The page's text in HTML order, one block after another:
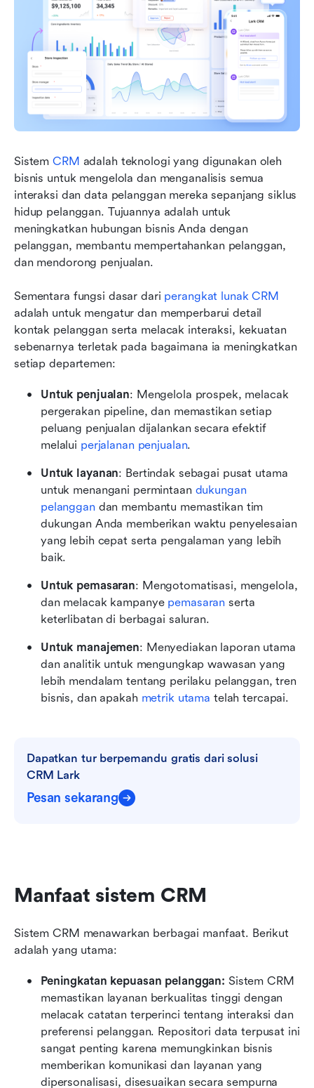
Sistem CRM adalah teknologi yang digunakan oleh
bisnis untuk mengelola dan menganalisis semua
interaksi dan data pelanggan mereka sepanjang siklus
hidup pelanggan. Tujuannya adalah untuk
meningkatkan hubungan bisnis Anda dengan
pelanggan, membantu mempertahankan pelanggan,
dan mendorong penjualan.
Sementara fungsi dasar dari perangkat lunak CRM
adalah untuk mengatur dan memperbarui detail
kontak pelanggan serta melacak interaksi, kekuatan
sebenarnya terletak pada bagaimana ia meningkatkan
setiap departemen:
Untuk penjualan: Mengelola prospek, melacak
pergerakan pipeline, dan memastikan setiap
peluang penjualan dijalankan secara efektif
melalui perjalanan penjualan.
Untuk layanan: Bertindak sebagai pusat utama
untuk menangani permintaan dukungan
pelanggan dan membantu memastikan tim
dukungan Anda memberikan waktu penyelesaian
yang lebih cepat serta pengalaman yang lebih
baik.
Untuk pemasaran: Mengotomatisasi, mengelola,
dan melacak kampanye pemasaran serta
keterlibatan di berbagai saluran.
Untuk manajemen: Menyediakan laporan utama
dan analitik untuk mengungkap wawasan yang
lebih mendalam tentang perilaku pelanggan, tren
bisnis, dan apakah metrik utama telah tercapai.
Dapatkan tur berpemandu gratis dari solusi
CRM Lark
Pesan sekarang
Manfaat sistem CRM
Sistem CRM menawarkan berbagai manfaat. Berikut
adalah yang utama:
Peningkatan kepuasan pelanggan: Sistem CRM
memastikan layanan berkualitas tinggi dengan
melacak catatan terperinci tentang interaksi dan
preferensi pelanggan. Repositori data terpusat ini
sangat penting karena memungkinkan bisnis
memberikan komunikasi dan layanan yang
dipersonalisasi, disesuaikan secara sempurna